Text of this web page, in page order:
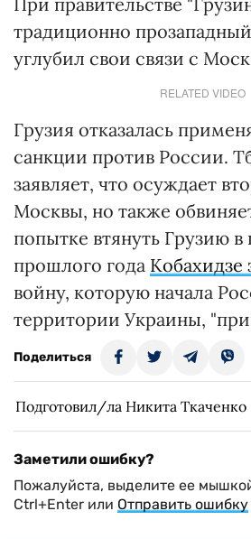
традиционно
углубил свои связи с
RELATED VIDEO
Грузия отказалась
санкции против России.
заявляет, что осуждает
Москвы, но также
попытке втянуть Грузию в
прошлого года Кобахидзе
войну, которую начала
территории Украины,
Поделиться
Подготовил/ла Никита Ткаченко
Заметили ошибку?
Пожалуйста, выделите ее
Ctrl+Enter или Отправить ошибку